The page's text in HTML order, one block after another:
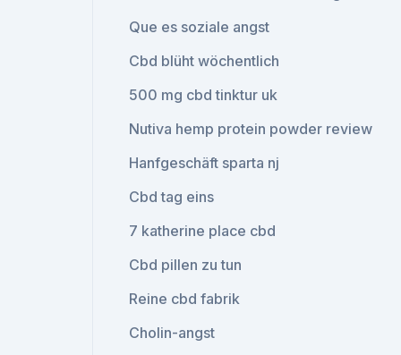
Que es soziale angst
Cbd blüht wöchentlich
500 mg cbd tinktur uk
Nutiva hemp protein powder review
Hanfgeschäft sparta nj
Cbd tag eins
7 katherine place cbd
Cbd pillen zu tun
Reine cbd fabrik
Cholin-angst